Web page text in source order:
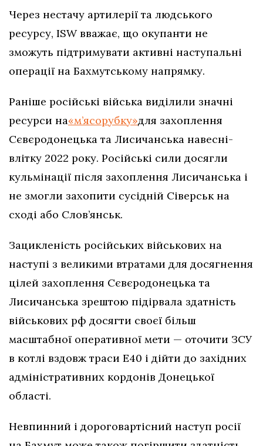
Через нестачу артилерії та людського
ресурсу, ISW вважає, що окупанти не
зможуть підтримувати активні наступальні
операції на Бахмутському напрямку.
Раніше російські війська виділили значні
ресурси на«м’ясорубку»для захоплення
Сєвєродонецька та Лисичанська навесні-
влітку 2022 року. Російські сили досягли
кульмінації після захоплення Лисичанська і
не змогли захопити сусідній Сіверськ на
сході або Слов’янськ.
Зацикленість російських військових на
наступі з великими втратами для досягнення
цілей захоплення Сєвєродонецька та
Лисичанська зрештою підірвала здатність
військових рф досягти своєї більш
масштабної оперативної мети — оточити ЗСУ
в котлі вздовж траси Е40 і дійти до західних
адміністративних кордонів Донецької
області.
Невпинний і дороговартісний наступ росії